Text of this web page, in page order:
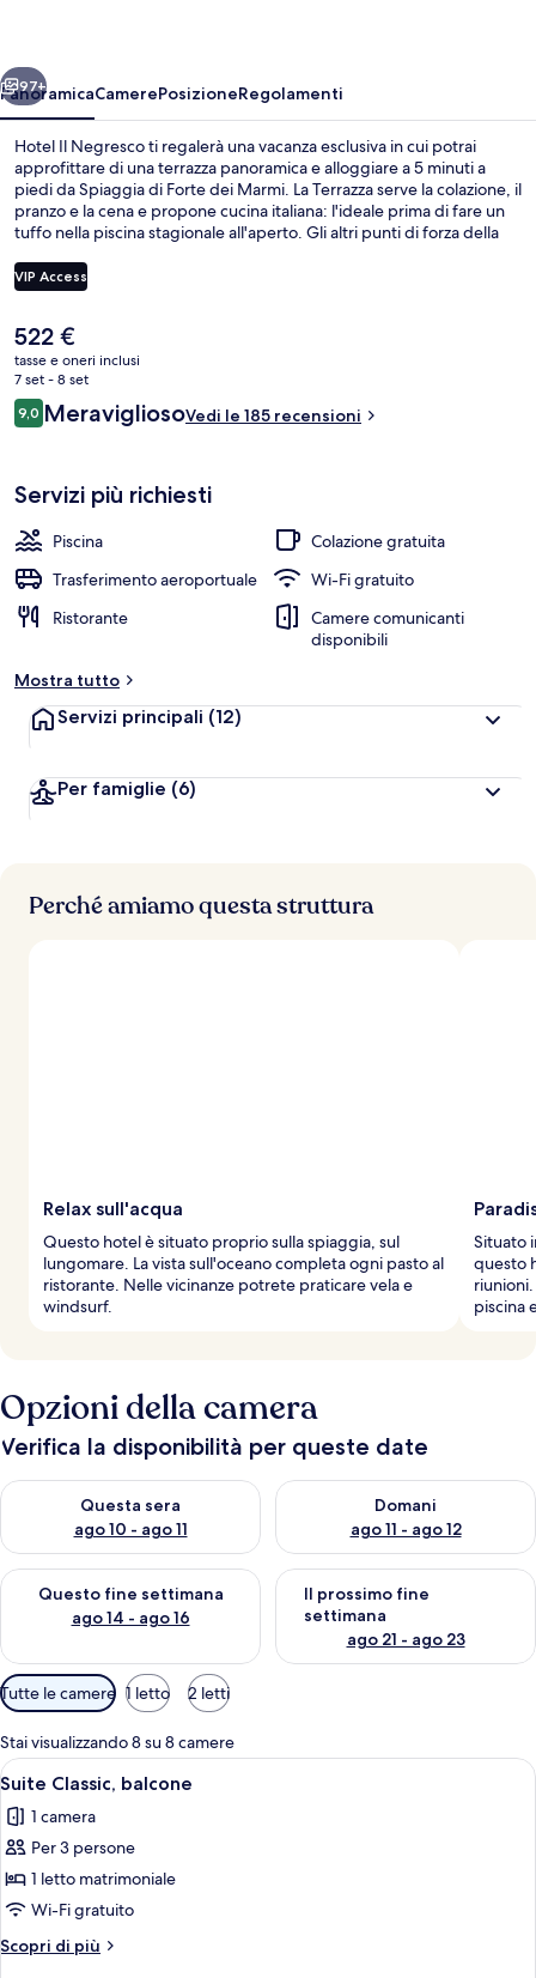
Avanti
97+
PanoramicaCamerePosizioneRegolamenti
Hotel Il Negresco ti regalerà una vacanza esclusiva in cui potrai
approfittare di una terrazza panoramica e alloggiare a 5 minuti a
piedi da Spiaggia di Forte dei Marmi. La Terrazza serve la colazione, il
pranzo e la cena e propone cucina italiana: l'ideale prima di fare un
tuffo nella piscina stagionale all'aperto. Gli altri punti di forza della
e uno snack bar.
VIP Access
Il
prezzo
attuale
è
522 €
522 €
tasse e oneri inclusi
7 set - 8 set
Recensioni
9,09,0 su 10
MeravigliosoVedi le 185 recensioni
Servizi più richiesti
Piscina
Colazione gratuita
Trasferimento aeroportuale
Wi-Fi gratuito
Ristorante
Camere comunicanti
disponibili
Mostra tutto
Servizi principali (12)
Per famiglie (6)
Perché amiamo questa struttura
Relax sull'acqua
Questo hotel è situato proprio sulla spiaggia, sul
lungomare. La vista sull'oceano completa ogni pasto al
ristorante. Nelle vicinanze potrete praticare vela e
windsurf.
Situato
questo
piscina
Opzioni della camera
Verifica la disponibilità per queste date
Questa sera
ago 10 - ago 11
Verifica la disponibilità per questa sera, ago 10 - ago 11
Domani
ago 11 - ago 12
Verifica la disponibilità per
Questo fine settimana
ago 14 - ago 16
Verifica la disponibilità per questo fine settimana, ago 14 -
Il prossimo fine
settimana
ago 21 - ago 23
Verifica la disponibilità per il
Filtri
disponibili
per
le
camere
Tutte le camere 1 letto 2 letti
Stai visualizzando 8 su 8 camere
Apri
tutte
le
foto
per
Suite
Classic,
balcone
Una camera d'albergo moderna
1
Suite Classic, balcone
1 camera
Per 3 persone
1 letto matrimoniale
Wi-Fi gratuito
Scopri di più
Altri